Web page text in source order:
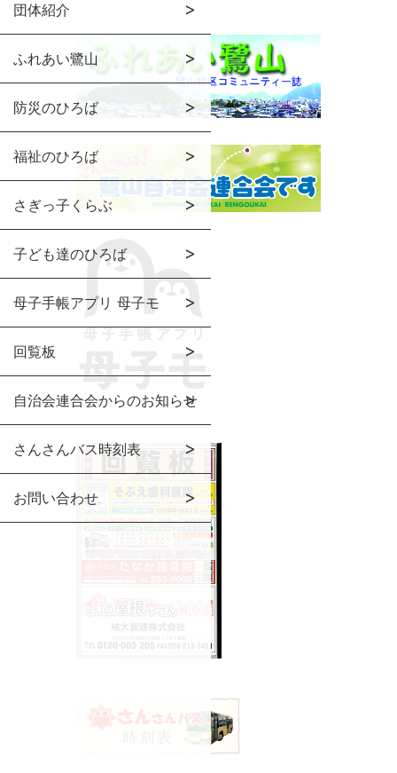
団体紹介
ふれあい鷺山
防災のひろば
福祉のひろば
さぎっ子くらぶ
子ども達のひろば
母子手帳アプリ 母子モ
回覧板
自治会連合会からのお知らせ
さんさんバス時刻表
お問い合わせ